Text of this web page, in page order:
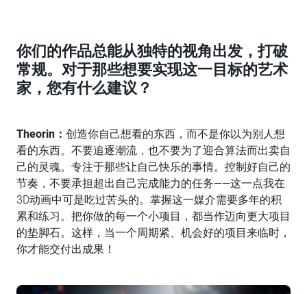
你们的作品总能从独特的视角出发，打破
常规。对于那些想要实现这一目标的艺术
家，您有什么建议？
Theorin： 创造你自己想看的东西，而不是你以为别人想
看的东西。不要追逐潮流，也不要为了迎合算法而出卖自
己的灵魂。专注于那些让自己快乐的事情。控制好自己的
节奏，不要承担超出自己完成能力的任务——这一点我在
3D动画中可是吃过苦头的。掌握这一媒介需要多年的积
累和练习。把你做的每一个小项目，都当作迈向更大项目
的垫脚石。这样，当一个周期紧、机会好的项目来临时，
你才能交付出成果！